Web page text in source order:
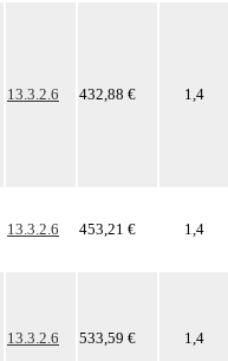
13.3.2.6 432,88 € 1,4
13.3.2.6 453,21 € 1,4
13.3.2.6 533,59 € 1,4